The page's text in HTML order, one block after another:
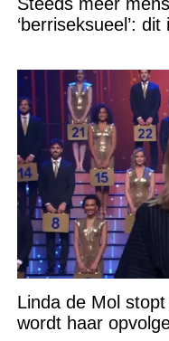
‘berriseksueel’:
Linda de Mol
wordt haar